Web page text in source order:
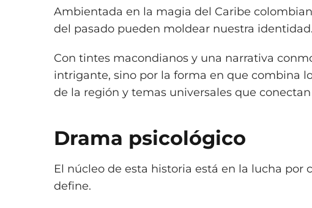
Ambientada en la magia del Caribe
del pasado pueden moldear nuestra identidad.
Con tintes macondianos y una narrativa
intrigante, sino por la forma en que combina
de la región y temas universales que
Drama psicológico
El núcleo de esta historia está en la lucha
define.